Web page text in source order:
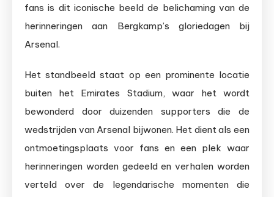
fans is dit iconische beeld de belichaming van de
herinneringen aan Bergkamp’s gloriedagen bij
Arsenal.
Het standbeeld staat op een prominente locatie
buiten het Emirates Stadium, waar het wordt
bewonderd door duizenden supporters die de
wedstrijden van Arsenal bijwonen. Het dient als een
ontmoetingsplaats voor fans en een plek waar
herinneringen worden gedeeld en verhalen worden
verteld over de legendarische momenten die